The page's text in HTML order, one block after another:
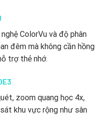
ColorVu và độ phân
đêm mà không cần hồng
trợ thẻ nhớ.
zoom quang học 4x,
khu vực rộng như sân